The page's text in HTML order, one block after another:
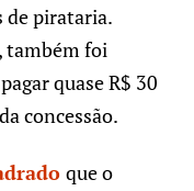
de pirataria.
também foi
quase R$ 30
concessão.
que o